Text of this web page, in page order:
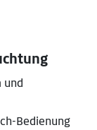
und
Bedienung